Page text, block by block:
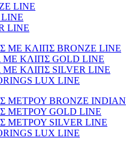
LINE
LINE
ΜΕ ΚΛΙΠΣ BRONZE LINE
ΜΕ ΚΛΙΠΣ GOLD LINE
ΜΕ ΚΛΙΠΣ SILVER LINE
LUX LINE
ΜΕΤΡΟΥ BRONZE INDIAN
ΜΕΤΡΟΥ GOLD LINE
ΜΕΤΡΟΥ SILVER LINE
LUX LINE